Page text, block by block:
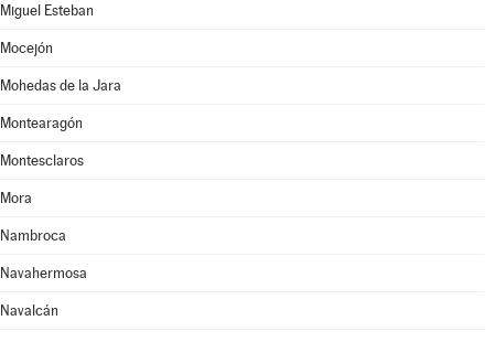
Miguel Esteban
Mocejón
Mohedas de la Jara
Montearagón
Montesclaros
Mora
Nambroca
Navahermosa
Navalcán